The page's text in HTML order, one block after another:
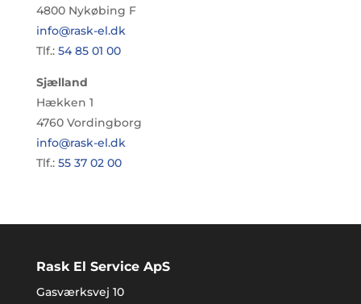
4800 Nykøbing F
info@rask-el.dk
Tlf.:54 85 01 00
Sjælland
Hækken 1
4760 Vordingborg
info@rask-el.dk
Tlf.: 55 37 02 00
Rask El Service ApS
Gasværksvej 10